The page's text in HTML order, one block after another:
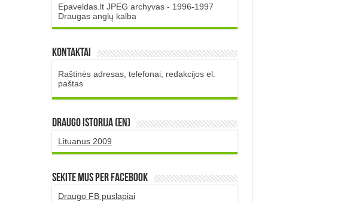
Epaveldas.lt JPEG archyvas - 1996-1997
Draugas anglų kalba
Kontaktai
Raštinės adresas, telefonai, redakcijos el.
paštas
DRAUGO istorija (EN)
Lituanus 2009
Sekite mus per Facebook
Draugo FB puslapiai